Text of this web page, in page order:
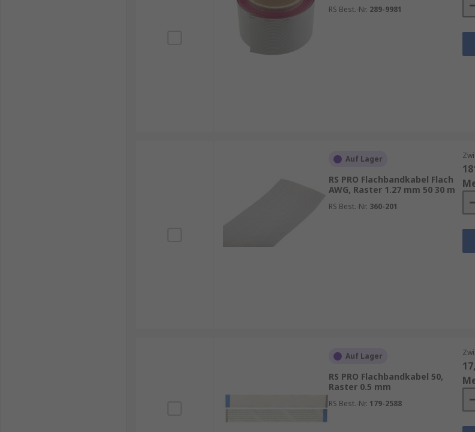
RS Best.-Nr. 289-9981
Auf Lager
RS PRO Flachbandkabel Flach
AWG, Raster 1.27 mm 50 30 m
RS Best.-Nr. 360-201
Auf Lager
RS PRO Flachbandkabel 50,
Raster 0.5 mm
RS Best.-Nr. 179-2588